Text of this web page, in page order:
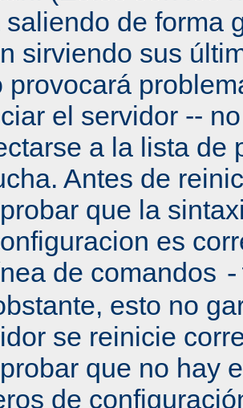
saliendo de forma
sirviendo sus
provocará
el servidor --
a la lista de
Antes de
que la
es
de comandos
esto no
se reinicie
que no hay
de